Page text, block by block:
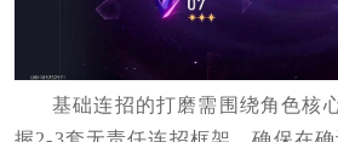
基础连招的打磨需围绕角色核